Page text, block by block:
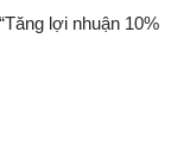
lợi nhuận 10%